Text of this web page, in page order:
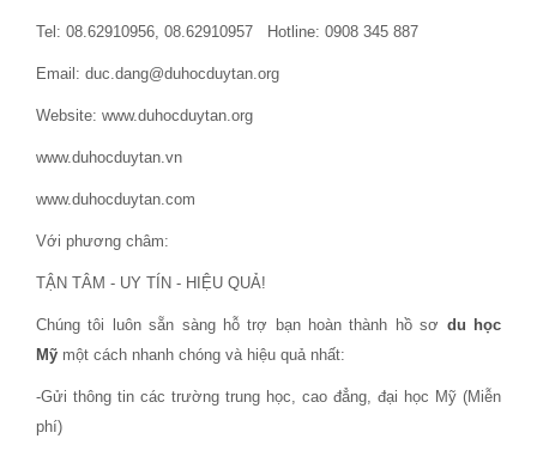
Tel: 08.62910956, 08.62910957 Hotline: 0908 345 887
Email: duc.dang@duhocduytan.org
Website: www.duhocduytan.org
www.duhocduytan.vn
www.duhocduytan.com
Với phương châm:
TẬN TÂM - UY TÍN - HIỆU QUẢ!
Chúng tôi luôn sẵn sàng hỗ trợ bạn hoàn thành hồ sơ du học
Mỹ một cách nhanh chóng và hiệu quả nhất:
-Gửi thông tin các trường trung học, cao đẳng, đại học Mỹ (Miễn
phí)